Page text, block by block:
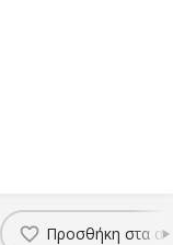
Προσθήκη στα